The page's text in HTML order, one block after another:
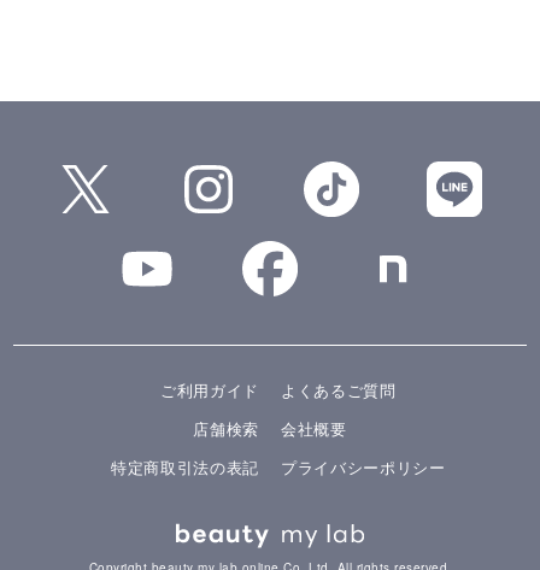
ご利用ガイド
よくあるご質問
店舗検索
会社概要
特定商取引法の表記
プライバシーポリシー